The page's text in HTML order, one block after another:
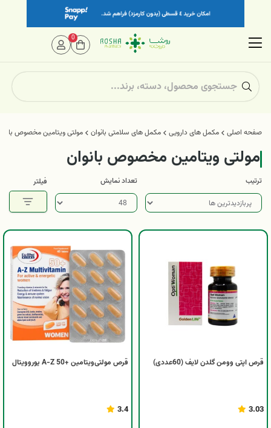
صفحه اصلی مکمل های دارویی مکمل های سلامتی بانوان مولتی ویتامین مخصوص
مولتی ویتامین مخصوص بانوان
ترتیب تعداد نمایش فیلتر
قرص اپتی وومن گلدن لایف (60عددی)
3.03
قرص مولتی‌ویتامین +50 A-Z یوروویتال
3.4
0